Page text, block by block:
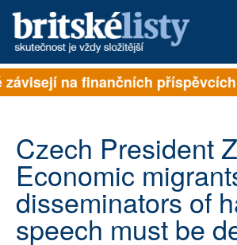
PŘIHLÁSIT
ARCHIV
ROZHOVORY
TÉMATA
na finančních
Czech President
Economic
disseminators of
speech must be